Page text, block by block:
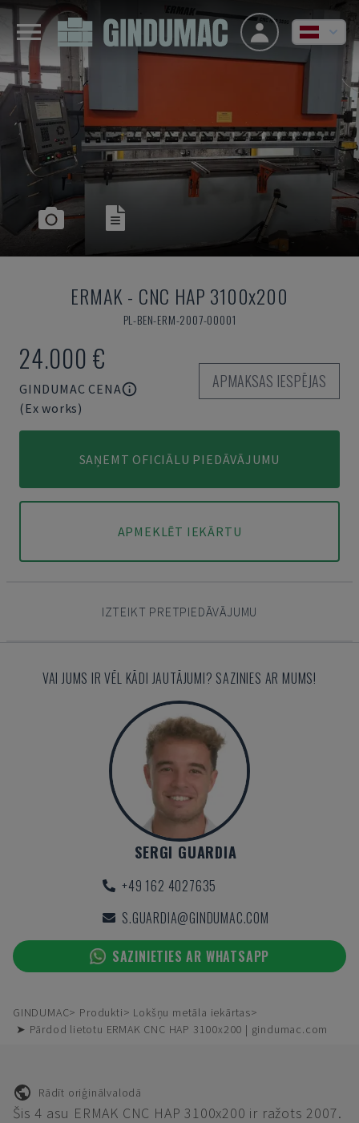
ERMAK - CNC HAP 3100x200
PL-BEN-ERM-2007-00001
24.000 €
GINDUMAC CENA
(Ex works)
APMAKSAS IESPĒJAS
SAŅEMT OFICIĀLU PIEDĀVĀJUMU
APMEKLĒT IEKĀRTU
IZTEIKT PRETPIEDĀVĀJUMU
VAI JUMS IR VĒL KĀDI JAUTĀJUMI? SAZINIES AR MUMS!
SERGI GUARDIA
+49 162 4027635
S.GUARDIA@GINDUMAC.COM
SAZINIETIES AR WHATSAPP
GINDUMAC Produkti
Lokšņu metāla iekārtas
➤ Pārdod lietotu ERMAK CNC HAP 3100x200 | gindumac.com
Rādīt oriģinālvalodā
Šis 4 asu ERMAK CNC HAP 3100x200 ir ražots 2007.